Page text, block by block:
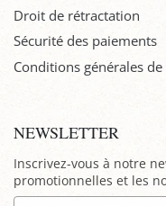
Droit de rétractation
Sécurité des paiements
Conditions générales
NEWSLETTER
Inscrivez-vous à notre
promotionnelles et les